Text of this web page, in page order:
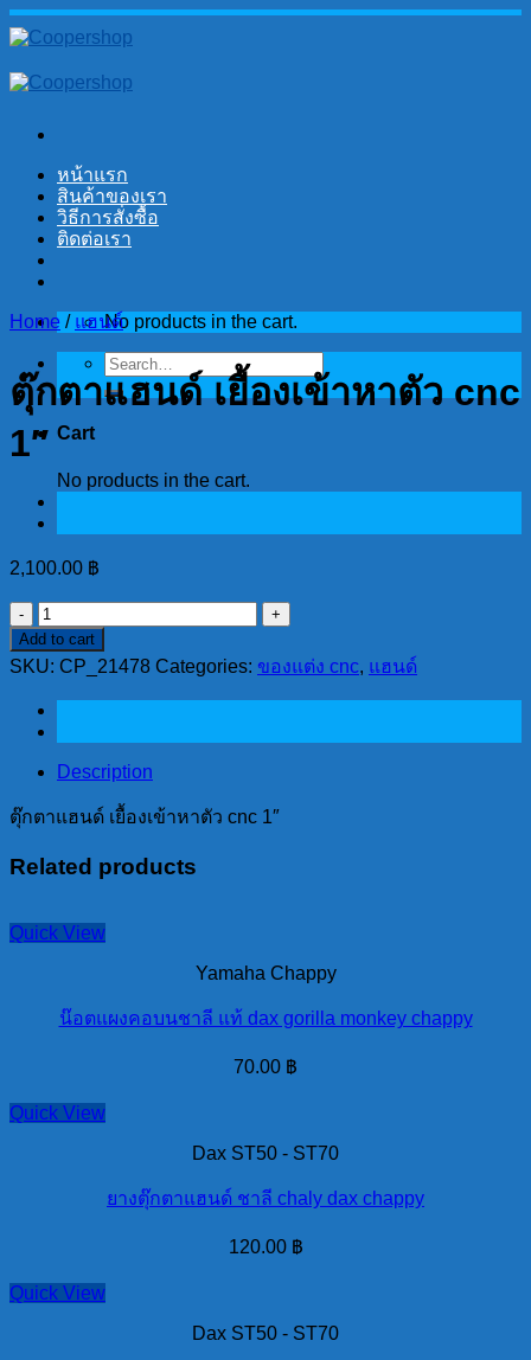
Skip
to
หน้าแรก
สินค้าของเรา
วิธีการสั่งซื้อ
ติดต่อเรา
No products in the cart.
Search
for:
Cart
No products in the cart.
Home / แฮนด์
ตุ๊กตาแฮนด์ เยื้องเข้าหาตัว cnc
1″
2,100.00 ฿
ตุ๊กตา
แฮนด์
เยื้อง
เข้าหา
ตัว
1"
quantity
Add to cart
SKU: CP_21478 Categories: ของแต่ง cnc, แฮนด์
Description
ตุ๊กตาแฮนด์ เยื้องเข้าหาตัว cnc 1″
Related products
Quick View
Yamaha Chappy
น๊อตแผงคอบนชาลี แท้ dax gorilla monkey chappy
70.00 ฿
Quick View
Dax ST50 - ST70
ยางตุ๊กตาแฮนด์ ชาลี chaly dax chappy
120.00 ฿
Quick View
Dax ST50 - ST70